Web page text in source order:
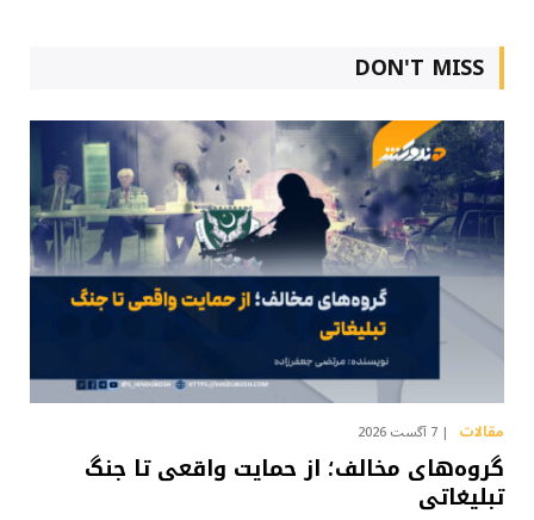
DON'T MISS
مقالات 7 آگست 2026
گروه‌های مخالف؛ از حمایت واقعی تا جنگ
تبلیغاتی